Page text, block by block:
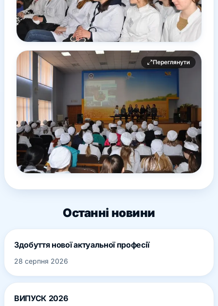
Переглянути
Останні новини
Здобуття нової актуальної професії
28 серпня 2026
ВИПУСК 2026